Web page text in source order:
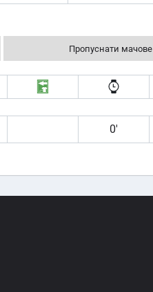
Пропуснати мачове
0′